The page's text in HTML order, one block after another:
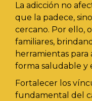
La adicción no
que la padece,
cercano. Por ello,
familiares,
herramientas
forma saludable y
Fortalecer los
fundamental del